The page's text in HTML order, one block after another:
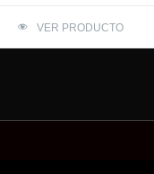
VER PRODUCTO